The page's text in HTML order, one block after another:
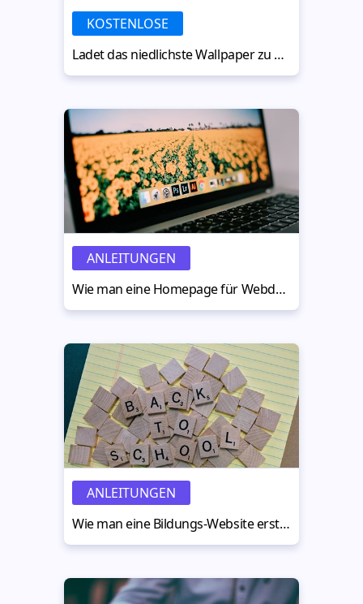
KOSTENLOSE
Ladet das niedlichste Wallpaper zu Ostern kostenlos herunter
ANLEITUNGEN
Wie man eine Homepage für Webdesigner erstellt
ANLEITUNGEN
Wie man eine Bildungs-Website erstellt: professionelle Tipps